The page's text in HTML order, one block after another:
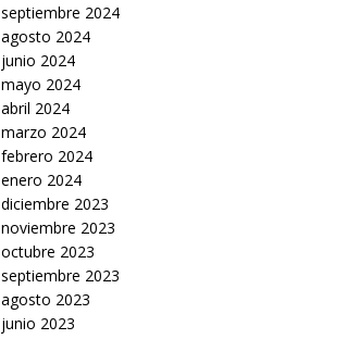
septiembre 2024
agosto 2024
junio 2024
mayo 2024
abril 2024
marzo 2024
febrero 2024
enero 2024
diciembre 2023
noviembre 2023
octubre 2023
septiembre 2023
agosto 2023
junio 2023